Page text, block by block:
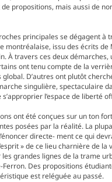
propositions, mais aussi de
principales se dégagent à
issu des écrits
À travers ces deux
ont tenu compte de la
D’autres ont plutôt
singulière, spectaculaire
l’espace de liberté
ont été conçues sur un ton
posées par la réalité. La
directe- ment ce qui
» de ce lieu charnière de
grandes lignes de la trame
Des propositions
est reléguée au passé.